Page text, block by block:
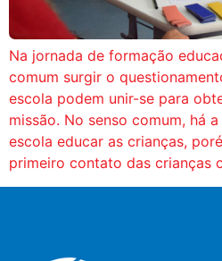
Na jornada de formação
comum surgir o
escola podem unir-se para
missão. No senso comum, há
escola educar as crianças,
primeiro contato das crianças